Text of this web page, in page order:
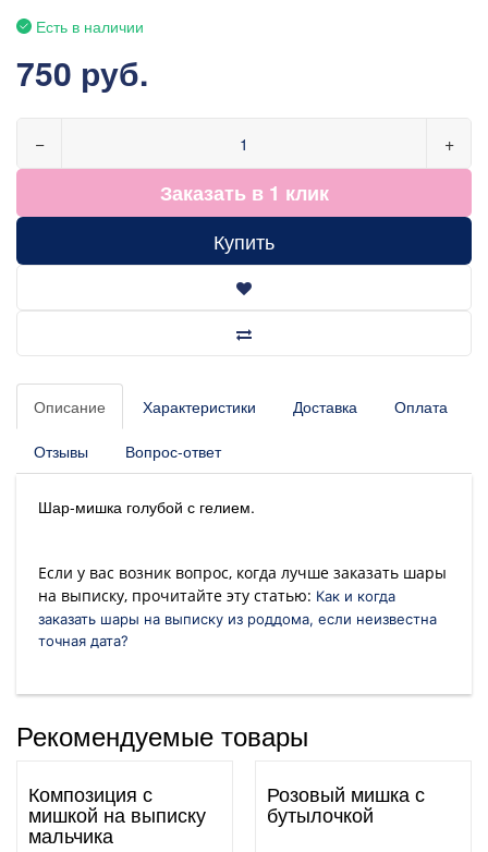
Есть в наличии
750 руб.
− +
Заказать в 1 клик
Купить
Описание Характеристики Доставка Оплата
Отзывы Вопрос-ответ
Шар-мишка голубой с гелием.
Если у вас возник вопрос, когда лучше заказать шары
на выписку, прочитайте эту статью: Как и когда
заказать шары на выписку из роддома, если неизвестна
точная дата?
Рекомендуемые товары
Композиция с
мишкой на выписку
мальчика
Розовый мишка с
бутылочкой